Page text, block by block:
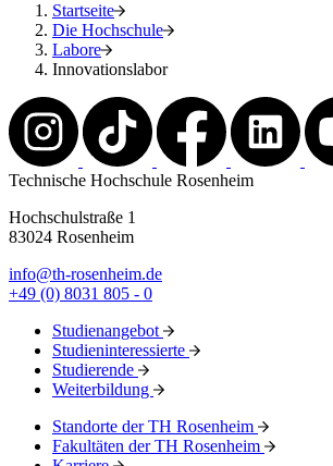
Startseite
Die Hochschule
Labore
Innovationslabor
Technische Hochschule Rosenheim
Hochschulstraße 1
83024 Rosenheim
info@th-rosenheim.de
+49 (0) 8031 805 - 0
Studienangebot
Studieninteressierte
Studierende
Weiterbildung
Standorte der TH Rosenheim
Fakultäten der TH Rosenheim